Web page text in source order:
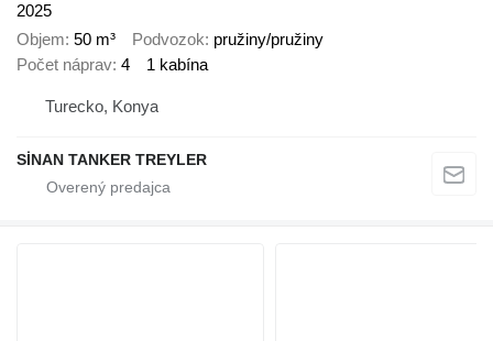
2025
Objem 50 m³ Podvozok pružiny/pružiny
Počet náprav 4 1 kabína
Turecko, Konya
SİNAN TANKER TREYLER